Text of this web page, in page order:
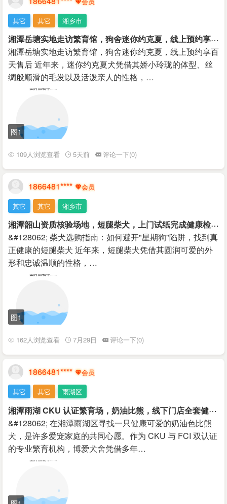
其它 其它 湘乡市
湘
潭岳塘实地走访繁育馆，狗舍迷你约克夏，线上预约享百天售后
湘潭岳塘实地走访繁育馆，狗舍迷你约克夏，线上预约享百
天售后 近年来，迷你约克夏犬凭借其娇小玲珑的体型、丝
绸般顺滑的毛发以及活泼亲人的性格，…
图1
109人浏览查看 5天前 评论一下(0)
1866481****
其它 其它 湘乡市
湘
潭韶山资质核验场地，短腿柴犬，上门试纸完成健康检测
&#128062; 柴犬选购指南：如何避开"星期狗"陷阱，找到真
正健康的短腿柴犬 近年来，短腿柴犬凭借其圆润可爱的外
形和忠诚温顺的性格，…
图1
162人浏览查看 7月29日 评论一下(0)
1866481****
其它 其它 雨湖区
湘
潭雨湖 CKU 认证繁育场，奶油比熊，线下门店全套健康体检
&#128062; 在湘潭雨湖区寻找一只健康可爱的奶油色比熊
犬，是许多爱宠家庭的共同心愿。作为 CKU 与 FCI 双认证
的专业繁育机构，博爱犬舍凭借多年…